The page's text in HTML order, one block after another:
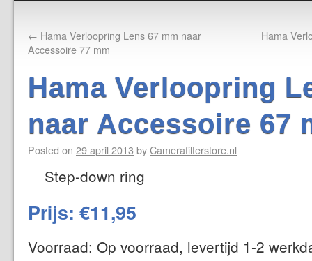
← Hama Verloopring Lens 67 mm naar
Accessoire 77 mm
Hama
Hama Verloopring
naar Accessoire 67
Posted on 29 april 2013 byCamerafilterstore.nl
Step-down ring
Prijs: €11,95
Voorraad: Op voorraad, levertijd 1-2